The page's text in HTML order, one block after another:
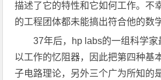
描述了它的特性和它如何工作。不
的工程团体都未能搞出符合他的数
37年后，hp labs的一组科学
以工作的忆阻器，因此把第四种基
子电路理论，另外三个广为所知的